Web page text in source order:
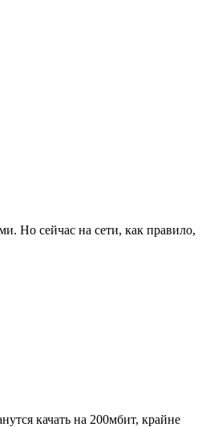
Но сейчас на сети, как правило,
качать на 200мбит, крайне